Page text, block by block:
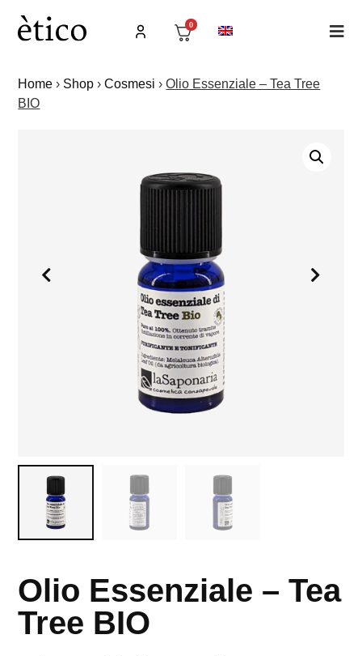
0
Home › Shop ›Cosmesi ›Olio Essenziale – Tea Tree
BIO
Olio Essenziale – Tea
Tree BIO